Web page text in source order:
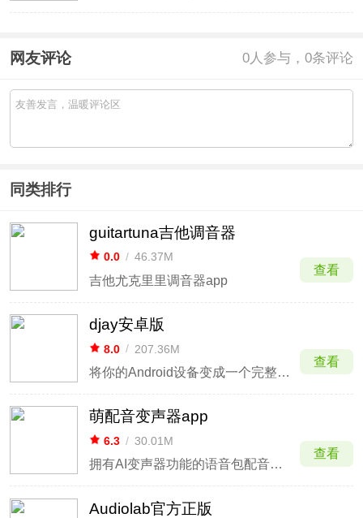
网友评论 0人参与，0条评论
同类排行
guitartuna吉他调音器
0.0 / 46.37M
吉他尤克里里调音器app
查看
djay安卓版
8.0 / 207.36M
将你的Android设备变成一个完整的DJ系统
查看
萌配音变声器app
6.3 / 30.01M
拥有AI变声器功能的语音包配音软件
查看
Audiolab官方正版